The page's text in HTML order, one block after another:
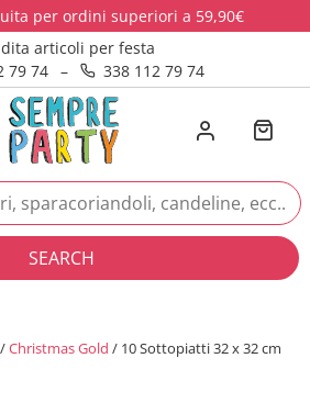
per ordini superiori a 59,90€
articoli per festa
79 74
– 338 112 79 74
SEARCH
/Christmas Gold / 10 Sottopiatti 32 x 32 cm